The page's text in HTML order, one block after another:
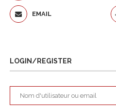
EMAIL
LOGIN/REGISTER